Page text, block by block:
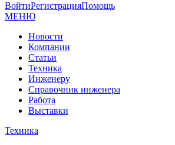
ВойтиРегистрацияПомощь
МЕНЮ
Новости
Компании
Статьи
Техника
Инженеру
Справочник инженера
Работа
Выставки
Техника